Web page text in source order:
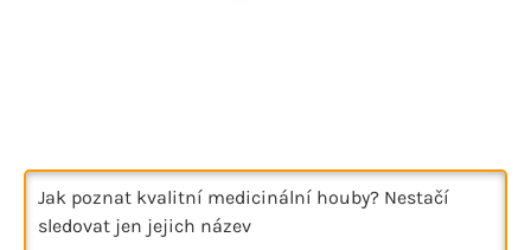
Jak poznat kvalitní medicinální houby? Nestačí
sledovat jen jejich název